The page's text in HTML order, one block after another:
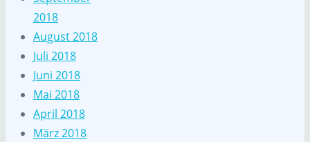
2018
August 2018
Juli 2018
Juni 2018
Mai 2018
April 2018
März 2018